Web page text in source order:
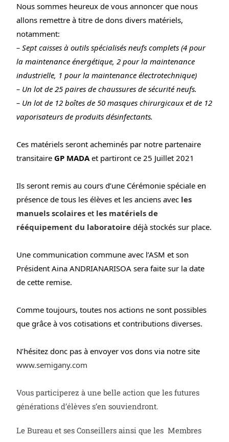
Nous sommes heureux de vous annoncer que nous
allons remettre à titre de dons divers matériels,
notamment:
– Sept caisses à outils spécialisés neufs complets (4 pour
la maintenance énergétique, 2 pour la maintenance
industrielle, 1 pour la maintenance électrotechnique)
– Un lot de 25 paires de chaussures de sécurité neufs.
– Un lot de 12 boîtes de 50 masques chirurgicaux et de 12
vaporisateurs de produits désinfectants.
Ces matériels seront acheminés par notre partenaire
transitaire GP MADA et partiront ce 25 Juillet 2021
Ils seront remis au cours d’une Cérémonie spéciale en
présence de tous les élèves et les anciens avec les
manuels scolaires et les matériels de
rééquipement du laboratoire déjà stockés sur place.
Une communication commune avec l’ASM et son
Président Aina ANDRIANARISOA sera faite sur la date
de cette remise.
Comme toujours, toutes nos actions ne sont possibles
que grâce à vos cotisations et contributions diverses.
www.semigany.com
Vous participerez à une belle action que les futures
générations d’élèves s’en souviendront.
Le Bureau et ses Conseillers ainsi que les Membres